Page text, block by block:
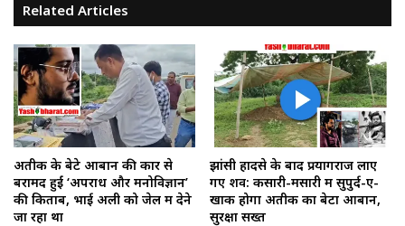
Related Articles
अतीक के बेटे आबान की कार से
बरामद हुईं ‘अपराध और मनोविज्ञान’
की किताबें, भाई अली को जेल में देने
जा रहा था
झांसी हादसे के बाद प्रयागराज लाए
गए शव: कसारी-मसारी में सुपुर्द-ए-
खाक होगा अतीक का बेटा आबान,
सुरक्षा सख्त